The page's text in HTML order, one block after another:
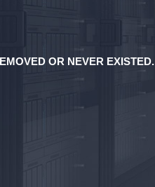
OR NEVER EXISTED.